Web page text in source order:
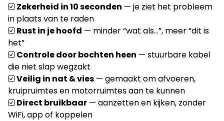
☑️ Zekerheid in 10 seconden — je ziet het probleem
in plaats van te raden
☑️ Rust in je hoofd — minder “wat als…”, meer “dit is
het”
☑️ Controle door bochten heen — stuurbare kabel
die niet slap wegzakt
☑️Veilig in nat & vies — gemaakt om afvoeren,
kruipruimtes en motorruimtes aan te kunnen
☑️ Direct bruikbaar — aanzetten en kijken, zonder
WiFi, app of koppelen